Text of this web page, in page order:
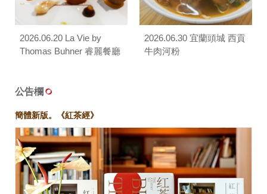
2026.06.20 La Vie by
Thomas Buhner 睿麗餐廳
2026.06.30 宜蘭頭城 西貢
牛肉河粉
公告欄
簡體新版。《紅茶經》